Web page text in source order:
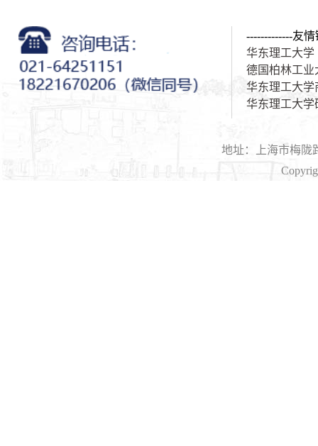
-------------友
华东理工大学
德国柏林工业
华东理工大学
华东理工大学
地址：上海市梅